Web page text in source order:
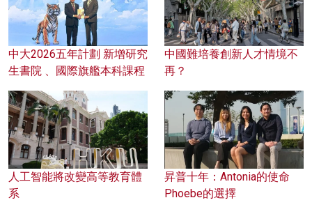
中大2026五年計劃 新增研究
生書院 、國際旗艦本科課程
中國難培養創新人才情境不
再？
人工智能將改變高等教育體
系
昇普十年：Antonia的使命
Phoebe的選擇